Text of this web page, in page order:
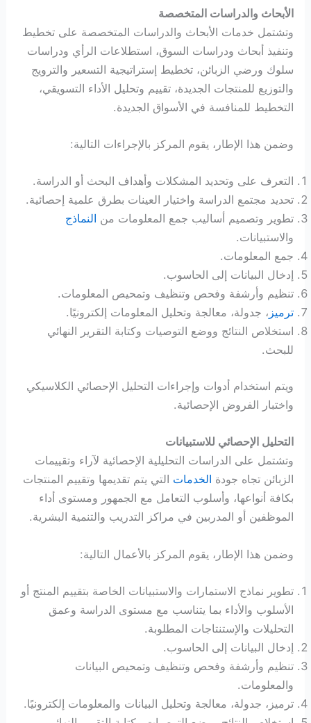
الأبحاث والدراسات المتخصصة
وتشتمل خدمات الأبحاث والدراسات المتخصصة على تخطيط
وتنفيذ أبحاث ودراسات السوق، استطلاعات الرأي ودراسات
سلوك ورضي الزبائن، تخطيط إستراتيجية التسعير والترويج
والتوزيع للمنتجات الجديدة، تقييم وتحليل الأداء التسويقي،
التخطيط للمنافسة في الأسواق الجديدة.
وضمن هذا الإطار، يقوم المركز بالإجراءات التالية:
التعرف على وتحديد المشكلات وأهداف البحث أو الدراسة.
تحديد مجتمع الدراسة واختيار العينات بطرق علمية إحصائية.
تطوير وتصميم أساليب جمع المعلومات من النماذج
والاستبيانات.
جمع المعلومات.
إدخال البيانات إلى الحاسوب.
تنظيم وأرشفة وفحص وتنظيف وتمحيص المعلومات.
ترميز ، جدولة، معالجة وتحليل المعلومات إلكترونيًا.
استخلاص النتائج ووضع التوصيات وكتابة التقرير النهائي
للبحث.
ويتم استخدام أدوات وإجراءات التحليل الإحصائي الكلاسيكي
واختبار الفروض الإحصائية.
التحليل الإحصائي للاستبيانات
وتشتمل على الدراسات التحليلية الإحصائية لآراء وتقييمات
الزبائن تجاه جودة الخدمات التي يتم تقديمها وتقييم المنتجات
بكافة أنواعها، وأسلوب التعامل مع الجمهور ومستوى أداء
الموظفين أو المدربين في مراكز التدريب والتنمية البشرية.
وضمن هذا الإطار، يقوم المركز بالأعمال التالية:
تطوير نماذج الاستمارات والاستبيانات الخاصة بتقييم المنتج أو
الأسلوب والأداء بما يتناسب مع مستوى الدراسة وعمق
التحليلات والإستنتاجات المطلوبة.
إدخال البيانات إلى الحاسوب.
تنظيم وأرشفة وفحص وتنظيف وتمحيص البيانات
والمعلومات.
ترميز، جدولة، معالجة وتحليل البيانات والمعلومات إلكترونيًا.